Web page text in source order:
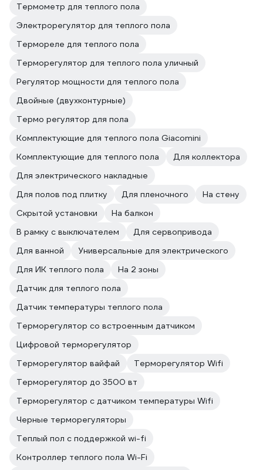
Термометр для теплого пола
Электрорегулятор для теплого пола
Термореле для теплого пола
Терморегулятор для теплого пола уличный
Регулятор мощности для теплого пола
Двойные (двухконтурные)
Термо регулятор для пола
Комплектующие для теплого пола Giacomini
Комплектующие для теплого пола
Для коллектора
Для электрического накладные
Для полов под плитку
Для пленочного
На стену
Скрытой установки
На балкон
В рамку с выключателем
Для сервопривода
Для ванной
Универсальные для электрического
Для ИК теплого пола
На 2 зоны
Датчик для теплого пола
Датчик температуры теплого пола
Терморегулятор со встроенным датчиком
Цифровой терморегулятор
Терморегулятор вайфай
Терморегулятор Wifi
Терморегулятор до 3500 вт
Терморегулятор с датчиком температуры Wifi
Черные терморегуляторы
Теплый пол с поддержкой wi-fi
Контроллер теплого пола Wi-Fi